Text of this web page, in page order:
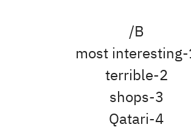
B/
1-
2-terrible
3-shops
4-Qatari